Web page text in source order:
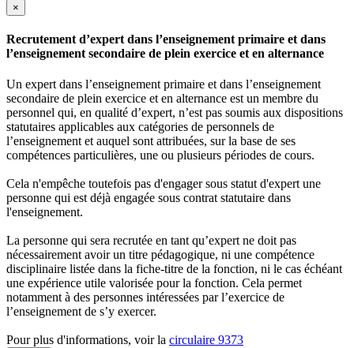
×
Recrutement d’expert dans l’enseignement primaire et dans
l’enseignement secondaire de plein exercice et en alternance
Un expert dans l’enseignement primaire et dans l’enseignement
secondaire de plein exercice et en alternance est un membre du
personnel qui, en qualité d’expert, n’est pas soumis aux dispositions
statutaires applicables aux catégories de personnels de
l’enseignement et auquel sont attribuées, sur la base de ses
compétences particulières, une ou plusieurs périodes de cours.
Cela n'empêche toutefois pas d'engager sous statut d'expert une
personne qui est déjà engagée sous contrat statutaire dans
l'enseignement.
La personne qui sera recrutée en tant qu’expert ne doit pas
nécessairement avoir un titre pédagogique, ni une compétence
disciplinaire listée dans la fiche-titre de la fonction, ni le cas échéant
une expérience utile valorisée pour la fonction. Cela permet
notamment à des personnes intéressées par l’exercice de
l’enseignement de s’y exercer.
Pour plus d'informations, voir la circulaire 9373